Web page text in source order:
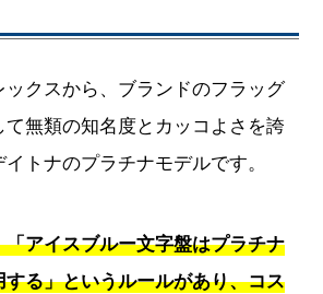
ックスから、ブランドのフラッグ
無類の知名度とカッコよさを誇
トナのプラチナモデルです。
アイスブルー文字盤はプラチナ
る」というルールがあり、コス